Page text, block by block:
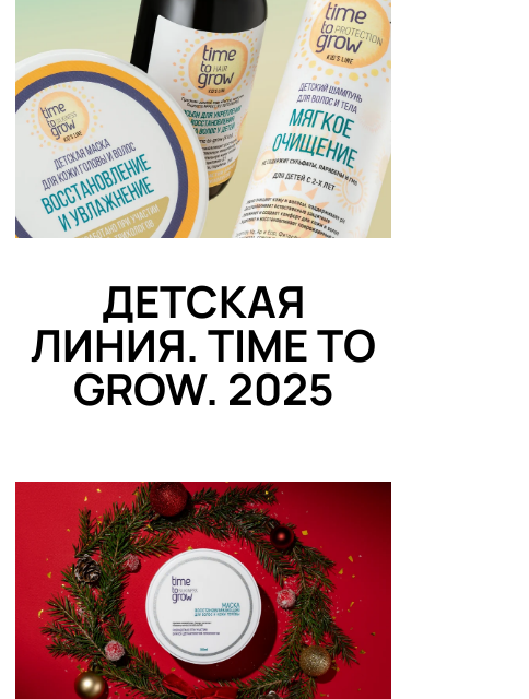
ДЕТСКАЯ
ЛИНИЯ. TIME TO
GROW. 2025